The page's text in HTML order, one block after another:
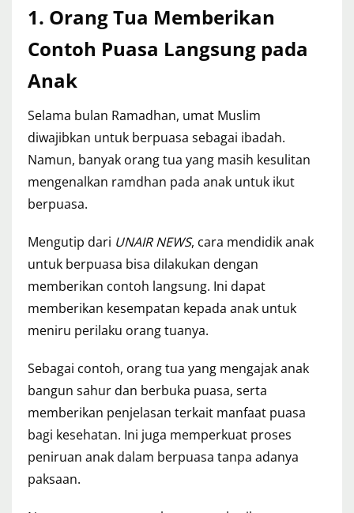
1. Orang Tua Memberikan
Contoh Puasa Langsung pada
Anak
Selama bulan Ramadhan, umat Muslim
diwajibkan untuk berpuasa sebagai ibadah.
Namun, banyak orang tua yang masih kesulitan
mengenalkan ramdhan pada anak untuk ikut
berpuasa.
Mengutip dari UNAIR NEWS, cara mendidik anak
untuk berpuasa bisa dilakukan dengan
memberikan contoh langsung. Ini dapat
memberikan kesempatan kepada anak untuk
meniru perilaku orang tuanya.
Sebagai contoh, orang tua yang mengajak anak
bangun sahur dan berbuka puasa, serta
memberikan penjelasan terkait manfaat puasa
bagi kesehatan. Ini juga memperkuat proses
peniruan anak dalam berpuasa tanpa adanya
paksaan.